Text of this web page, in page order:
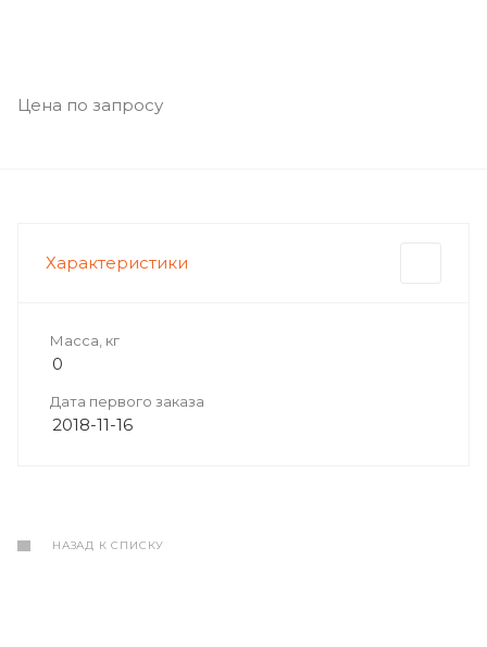
Цена по запросу
Характеристики
Масса, кг
0
Дата первого заказа
2018-11-16
НАЗАД К СПИСКУ